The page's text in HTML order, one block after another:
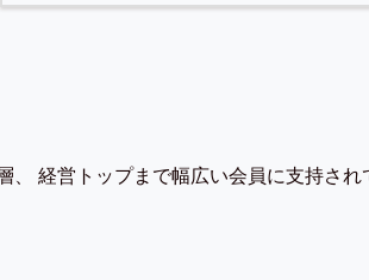
、 経営トップまで幅広い会員に支持され